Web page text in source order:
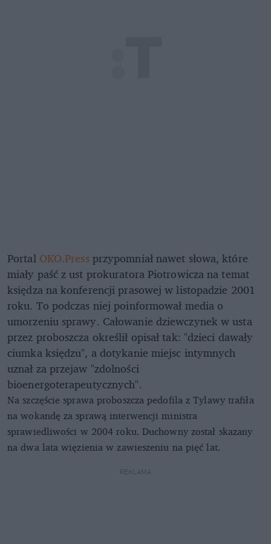
Portal OKO.Pressprzypomniał nawet słowa, które
miały paść z ust prokuratora Piotrowicza na temat
księdza na konferencji prasowej w listopadzie 2001
roku. To podczas niej poinformował media o
umorzeniu sprawy. Całowanie dziewczynek w usta
przez proboszcza określił opisał tak: "dzieci dawały
ciumka księdzu", a dotykanie miejsc intymnych
uznał za przejaw "zdolności
bioenergoterapeutycznych".
Na szczęście sprawa proboszcza pedofila z Tylawy trafiła
na wokandę za sprawą interwencji ministra
sprawiedliwości w 2004 roku. Duchowny został skazany
na dwa lata więzienia w zawieszeniu na pięć lat.
REKLAMA